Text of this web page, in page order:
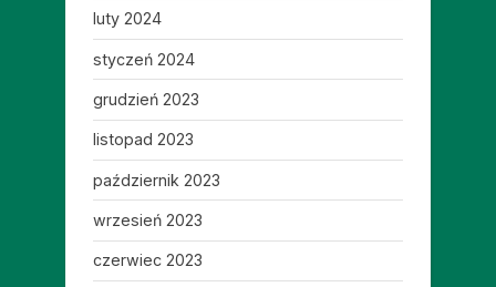
luty 2024
styczeń 2024
grudzień 2023
listopad 2023
październik 2023
wrzesień 2023
czerwiec 2023